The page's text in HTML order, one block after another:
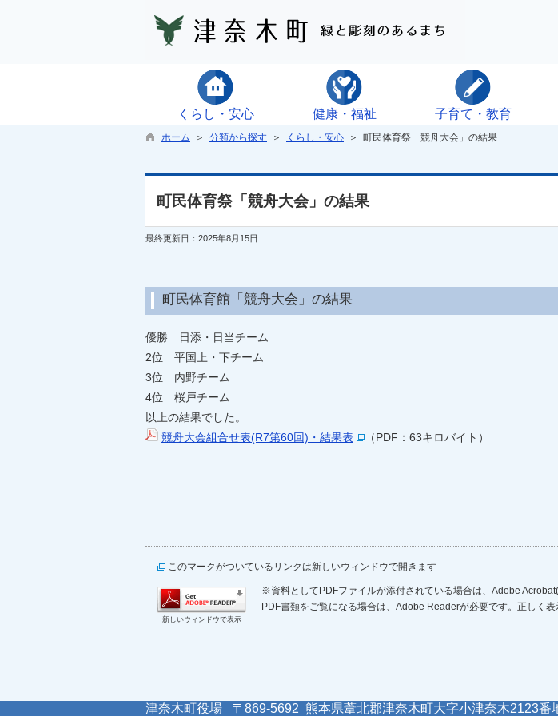
くらし・安心 健康・福祉 子育て・教育
ホーム ＞ 分類から探す ＞ くらし・安心 ＞ 町民体育祭「競舟大会」の結果
町民体育祭「競舟大会」の結果
最終更新日：2025年8月15日
町民体育館「競舟大会」の結果
優勝 日添・日当チーム
2位 平国上・下チーム
3位 内野チーム
4位 桜戸チーム
以上の結果でした。
競舟大会組合せ表(R7第60回)・結果表
（PDF：63キロバイト）
このマークがついているリンクは新しいウィンドウで開きます
新しいウィンドウで表示
※資料としてPDFファイルが添付されている場合は、Adobe
PDF書類をご覧になる場合は、Adobe Readerが必要です。正しく
津奈木町役場 〒869-5692 熊本県葦北郡津奈木町大字小津奈木2123番